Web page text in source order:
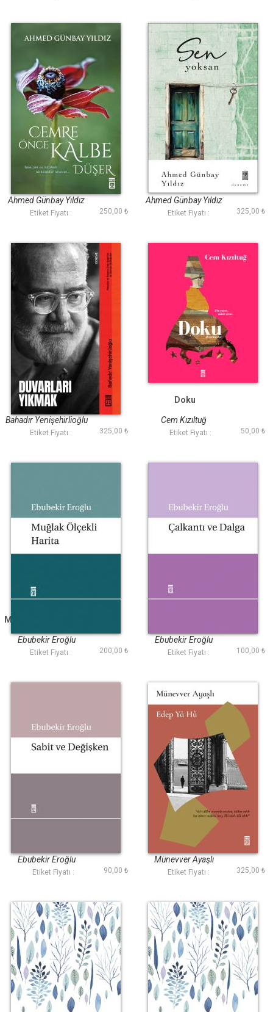
Ahmed Günbay Yıldız
Etiket Fiyatı : 250,00 ₺
Sen Yoksan
Ahmed Günbay Yıldız
Etiket Fiyatı : 325,00 ₺
Duvarları Yıkmak
Bahadır Yenişehirlioğlu
Etiket Fiyatı : 325,00 ₺
Doku
Cem Kızıltuğ
Etiket Fiyatı : 50,00 ₺
Muğlak Ölçekli Harita
Ebubekir Eroğlu
Etiket Fiyatı : 200,00 ₺
Ebubekir Eroğlu
Etiket Fiyatı : 100,00 ₺
Ebubekir Eroğlu
Etiket Fiyatı : 90,00 ₺
Edep Yâ Hû
Münevver Ayaşlı
Etiket Fiyatı : 325,00 ₺